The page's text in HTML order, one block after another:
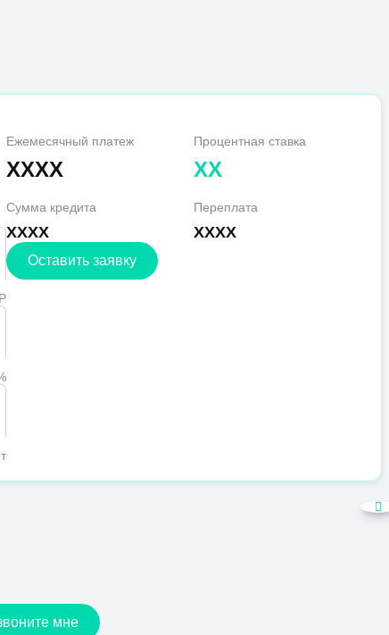
Ежемесячный платеж
XXXX
Процентная ставка
XX
Сумма кредита
XXXX
Переплата
XXXX
Оставить заявку
мне